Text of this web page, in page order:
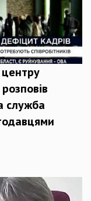
центру
служба